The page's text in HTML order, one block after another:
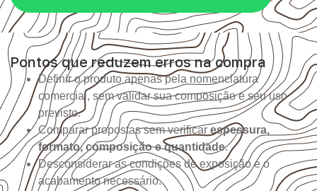
Pontos que reduzem erros na compra
Definir o produto apenas pela nomenclatura
comercial, sem validar sua composição e seu uso
previsto.
Comparar propostas sem verificar espessura,
formato, composição e quantidade.
Desconsiderar as condições de exposição e o
acabamento necessário.